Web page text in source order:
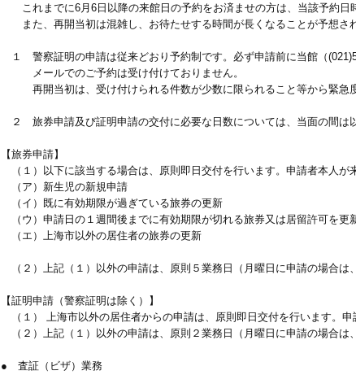
これまでに6月6日以降の来館日の予約をお済ませの方は、当該予約日
また、再開当初は混雑し、お待たせする時間が長くなることが予想さ
１ 警察証明の申請は従来どおり予約制です。必ず申請前に当館（
メールでのご予約は受け付けておりません。
再開当初は、受け付けられる件数が少数に限られること等から緊急度
２ 旅券申請及び証明申請の交付に必要な日数については、当面の間は
【旅券申請】
（１）以下に該当する場合は、原則即日交付を行います。申請者本人が
（ア）新生児の新規申請
（イ）既に有効期限が過ぎている旅券の更新
（ウ）申請日の１週間後までに有効期限が切れる旅券又は居留許可を更
（エ）上海市以外の居住者の旅券の更新
（２）上記（１）以外の申請は、原則５業務日（月曜日に申請の場合は
【証明申請（警察証明は除く）】
（１） 上海市以外の居住者からの申請は、原則即日交付を行います。申
（２）上記（１）以外の申請は、原則２業務日（月曜日に申請の場合は
● 査証（ビザ）業務